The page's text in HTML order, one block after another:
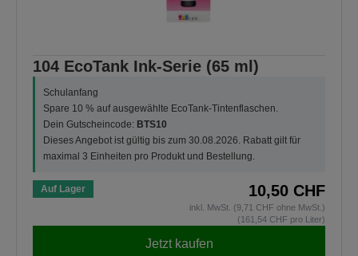
104 EcoTank Ink-Serie (65 ml)
Schulanfang
Spare 10 % auf ausgewählte EcoTank-Tintenflaschen.
Dein Gutscheincode: BTS10
Dieses Angebot ist gültig bis zum 30.08.2026. Rabatt gilt für
maximal 3 Einheiten pro Produkt und Bestellung.
Auf Lager 10,50 CHF
inkl. MwSt. (9,71 CHF ohne MwSt.)
(161,54 CHF pro Liter)
Jetzt kaufen